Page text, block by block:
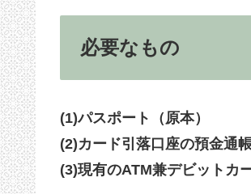
必要なもの
(1)パスポート（原本）
(2)カード引落口座の預金通帳
(3)現有のATM兼デビットカ